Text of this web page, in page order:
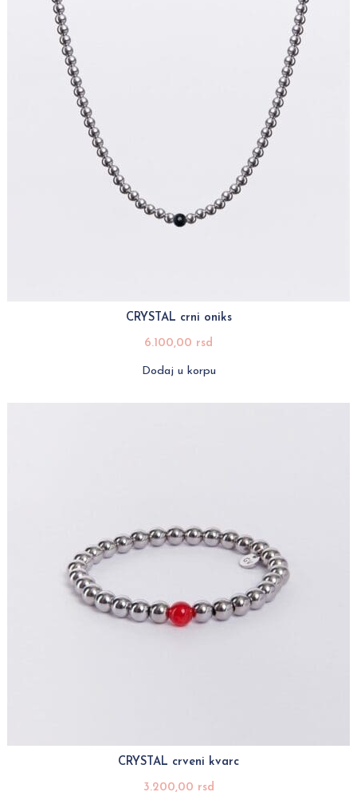
CRYSTAL crni oniks
6.100,00 rsd
Dodaj u korpu
CRYSTAL crveni kvarc
3.200,00 rsd